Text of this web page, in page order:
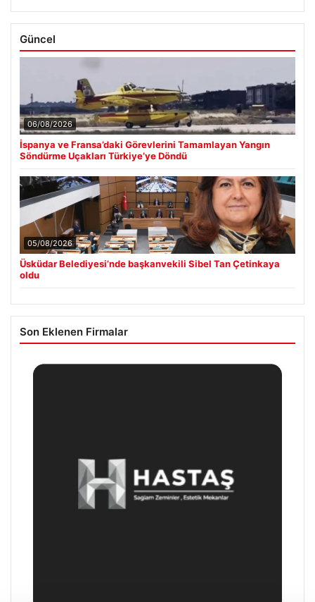
Güncel
06/08/2026
İspanya ve Fransa’daki Görevlerini Tamamlayan Yangın
Söndürme Uçakları Türkiye’ye Döndü
05/08/2026
Üsküdar Belediyesi’nde başkanvekili Sibel Tan Çetinkaya
oldu
Son Eklenen Firmalar